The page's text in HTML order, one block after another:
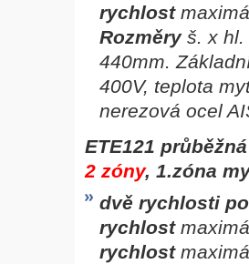
rychlost
Rozměryš. x hl.
440mm.
400V, teplota
nerezová ocel
ETE121
2 zóny, 1.zóna
dvě rychlosti
rychlost
rychlost